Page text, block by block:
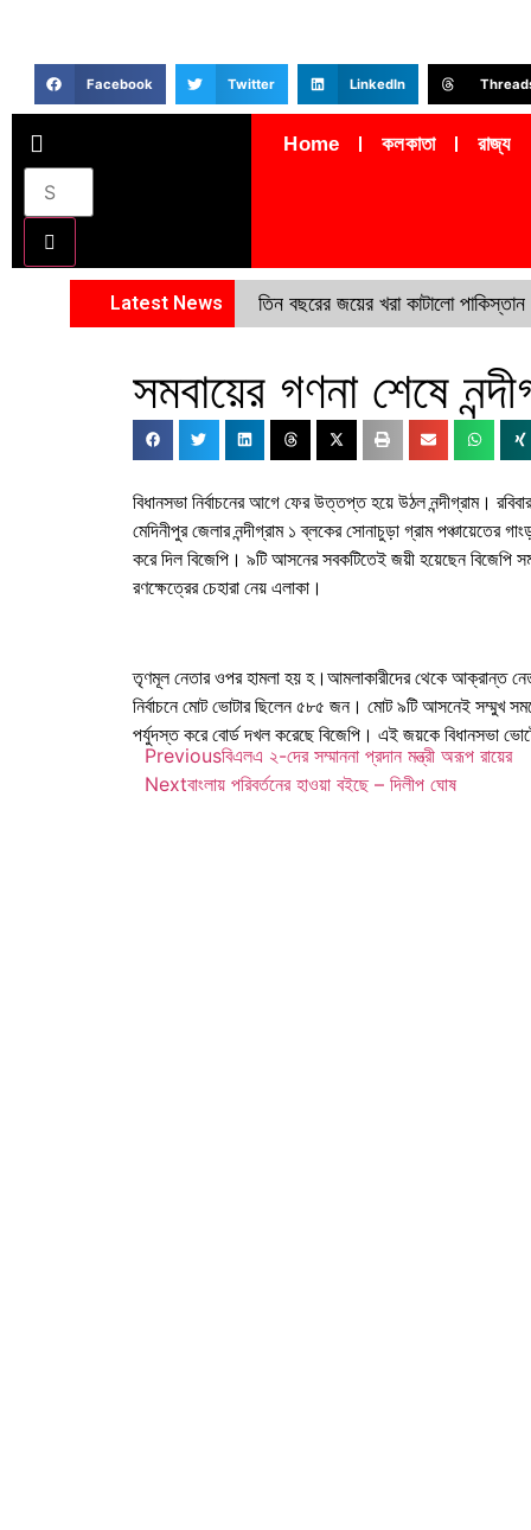
Facebook Twitter LinkedIn
Home কলকাতা রাজ্য
Latest News তিন বছরের জয়ের খরা কাটালো পাকিস্তান
সমবায়ের গণনা শেষে
বিধানসভা নির্বাচনের আগে ফের উত্তপ্ত হয়ে উঠল নন্দীগ্রাম।
মেদিনীপুর জেলার নন্দীগ্রাম ১ ব্লকের সোনাচুড়া গ্রাম পঞ্চায়েতের
করে দিল বিজেপি। ৯টি আসনের সবকটিতেই জয়ী হয়েছেন বিজেপি
রণক্ষেত্রের চেহারা নেয় এলাকা।
তৃণমূল নেতার ওপর হামলা হয় হ।আমলাকারীদের থেকে আক্রান্ত
নির্বাচনে মোট ভোটার ছিলেন ৫৮৫ জন। মোট ৯টি আসনেই সম্মুখ
পর্যুদস্ত করে বোর্ড দখল করেছে বিজেপি। এই জয়কে বিধানসভা
Previousবিএলএ ২-দের সম্মাননা প্রদান মন্ত্রী অরূপ রায়ের
Nextবাংলায় পরিবর্তনের হাওয়া বইছে – দিলীপ ঘোষ